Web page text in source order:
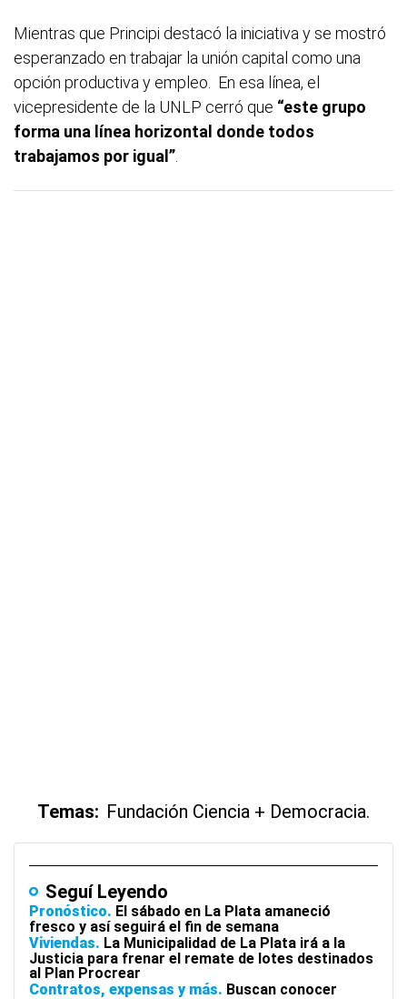
Mientras que Principi destacó la iniciativa y se mostró
esperanzado en trabajar la unión capital como una
opción productiva y empleo. En esa línea, el
vicepresidente de la UNLP cerró que “este grupo
forma una línea horizontal donde todos
trabajamos por igual”
Temas: Fundación Ciencia + Democracia.
Seguí Leyendo
Pronóstico El sábado en La Plata amaneció
fresco y así seguirá el fin de semana
Viviendas La Municipalidad de La Plata irá a la
Justicia para frenar el remate de lotes destinados
al Plan Procrear
Contratos, expensas y más Buscan conocer